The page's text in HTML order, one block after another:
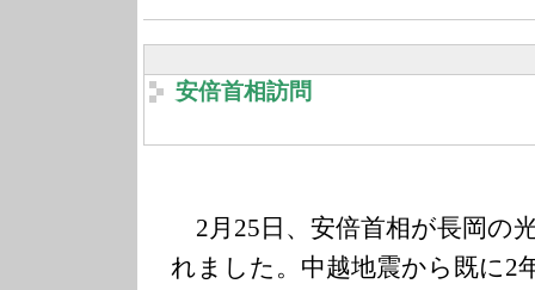
安倍首相訪問
2月25日、安倍首相が長岡の
れました。中越地震から既に2